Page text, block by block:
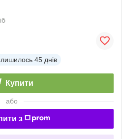
45 днів
Купити
або
з